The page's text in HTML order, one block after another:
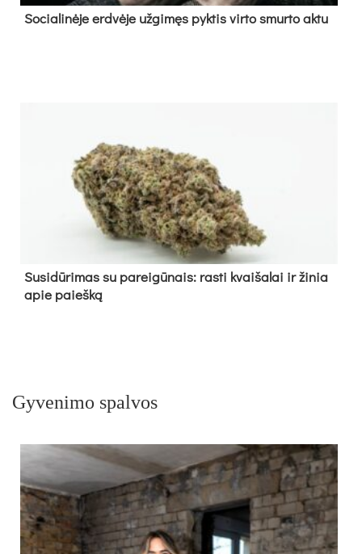
So­cia­li­nė­je erd­vė­je už­gi­męs pyk­tis vir­to smur­to ak­tu
Su­si­dū­ri­mas su pa­rei­gū­nais: ras­ti kvai­ša­lai ir ži­nia
apie paieš­ką
Gyvenimo spalvos